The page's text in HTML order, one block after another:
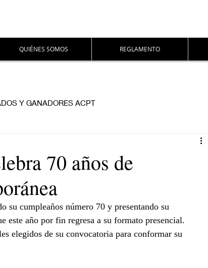
QUIÉNES SOMOS REGLAMENTO
Y GANADORES ACPT
70 años de
su cumpleaños número 70 y presentando su
este año por fin regresa a su formato presencial.
elegidos de su convocatoria para conformar su